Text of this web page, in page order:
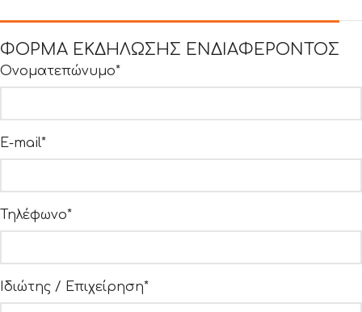
ΦΟΡΜΑ ΕΚΔΗΛΩΣΗΣ ΕΝΔΙΑΦΕΡΟΝΤΟΣ
Ονοματεπώνυμο*
E-mail*
Τηλέφωνο*
Ιδιώτης / Επιχείρηση*